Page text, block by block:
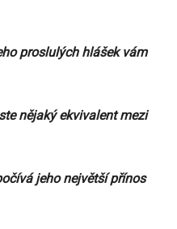
hlášek vám
ekvivalent mezi
největší přínos